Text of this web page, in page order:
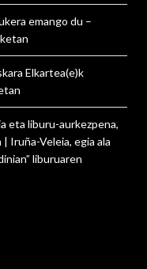
emango du –
Elkartea(e)k
eta liburu-aurkezpena,
Iruña-Veleia, egia ala
liburuaren